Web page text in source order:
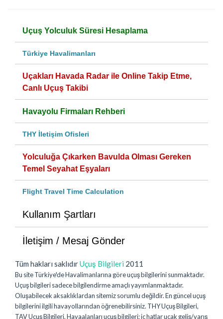
Uçuş Yolculuk Süresi Hesaplama
Türkiye Havalimanları
Uçakları Havada Radar ile Online Takip Etme,
Canlı Uçuş Takibi
Havayolu Firmaları Rehberi
THY İletişim Ofisleri
Yolculuğa Çıkarken Bavulda Olması Gereken
Temel Seyahat Eşyaları
Flight Travel Time Calculation
Kullanım Şartları
İletişim / Mesaj Gönder
Tüm hakları saklıdırUçuş Bilgileri 2011
Bu site Türkiye'de Havalimanlarına göre uçuş bilgilerini sunmaktadır.
Uçuş bilgileri sadece bilgilendirme amaçlı yayımlanmaktadır.
Oluşabilecek aksaklıklardan sitemiz sorumlu değildir. En güncel uçuş
bilgilerini ilgili havayollarından öğrenebilirsiniz. THY Uçuş Bilgileri,
TAV Uçuş Bilgileri, Havaalanları uçuş bilgileri; iç hatlar uçak geliş/varış